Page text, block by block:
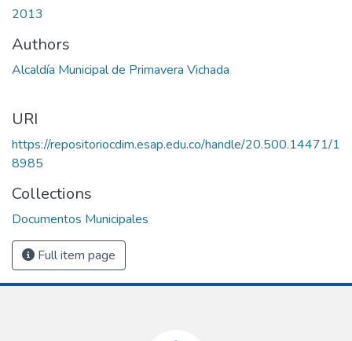
2013
Authors
Alcaldía Municipal de Primavera Vichada
URI
https://repositoriocdim.esap.edu.co/handle/20.500.14471/1
8985
Collections
Documentos Municipales
Full item page